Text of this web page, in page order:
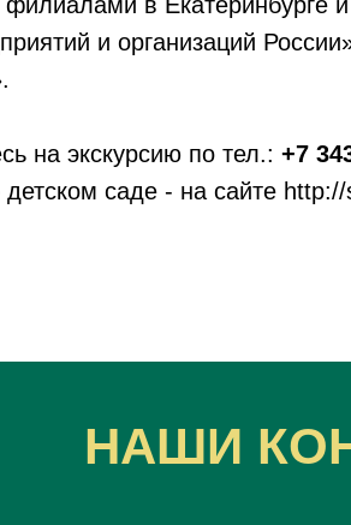
и организаций
на экскурсию по тел.: +7
саде - на сайте
НАШИ